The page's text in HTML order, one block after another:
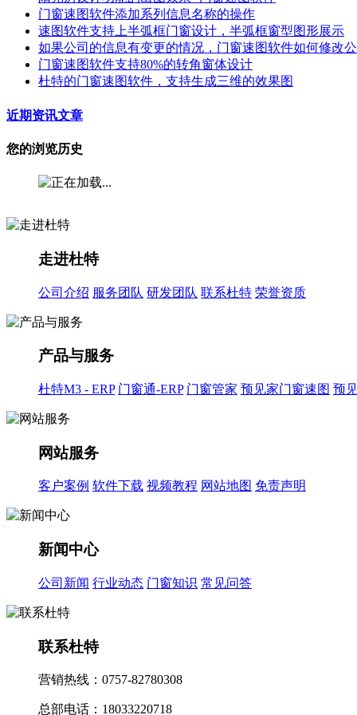
门窗速图软件添加系列信息名称的操作
速图软件支持上半弧框门窗设计，半弧框窗型图形展示
如果公司的信息有变更的情况，门窗速图软件如何修改
门窗速图软件支持80%的转角窗体设计
杜特的门窗速图软件，支持生成三维的效果图
近期资讯文章
您的浏览历史
走进杜特
公司介绍 服务团队 研发团队 联系杜特 荣誉资质
产品与服务
杜特M3 - ERP 门窗通-ERP 门窗管家 预见家门窗速图 预
网站服务
客户案例 软件下载 视频教程 网站地图 免责声明
新闻中心
公司新闻 行业动态 门窗知识 常见问答
联系杜特
营销热线：0757-82780308
总部电话：18033220718